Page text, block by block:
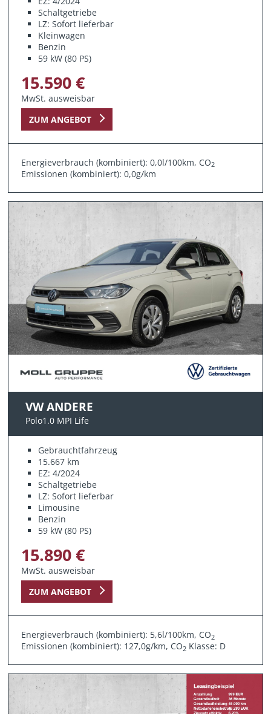
Schaltgetriebe
LZ: Sofort lieferbar
Kleinwagen
Benzin
59 kW (80 PS)
15.590 €
MwSt. ausweisbar
ZUM ANGEBOT
Energieverbrauch (kombiniert): 0,0l/100km, CO2
Emissionen (kombiniert): 0,0g/km
VW ANDERE
Polo1.0 MPI Life
Gebrauchtfahrzeug
15.667 km
EZ: 4/2024
Schaltgetriebe
LZ: Sofort lieferbar
Limousine
Benzin
59 kW (80 PS)
15.890 €
MwSt. ausweisbar
ZUM ANGEBOT
Energieverbrauch (kombiniert): 5,6l/100km, CO2
Emissionen (kombiniert): 127,0g/km, CO2 Klasse: D